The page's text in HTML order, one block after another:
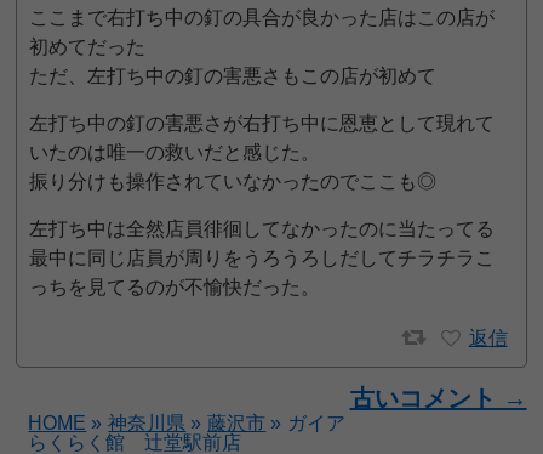
ここまで右打ち中の釘の具合が良かった店はこの店が
初めてだった
ただ、左打ち中の釘の害悪さもこの店が初めて
左打ち中の釘の害悪さが右打ち中に恩恵として現れて
いたのは唯一の救いだと感じた。
振り分けも操作されていなかったのでここも◎
左打ち中は全然店員徘徊してなかったのに当たってる
最中に同じ店員が周りをうろうろしだしてチラチラこ
っちを見てるのが不愉快だった。
返信
古いコメント →
HOME » 神奈川県 » 藤沢市 » ガイア
らくらく館 辻堂駅前店